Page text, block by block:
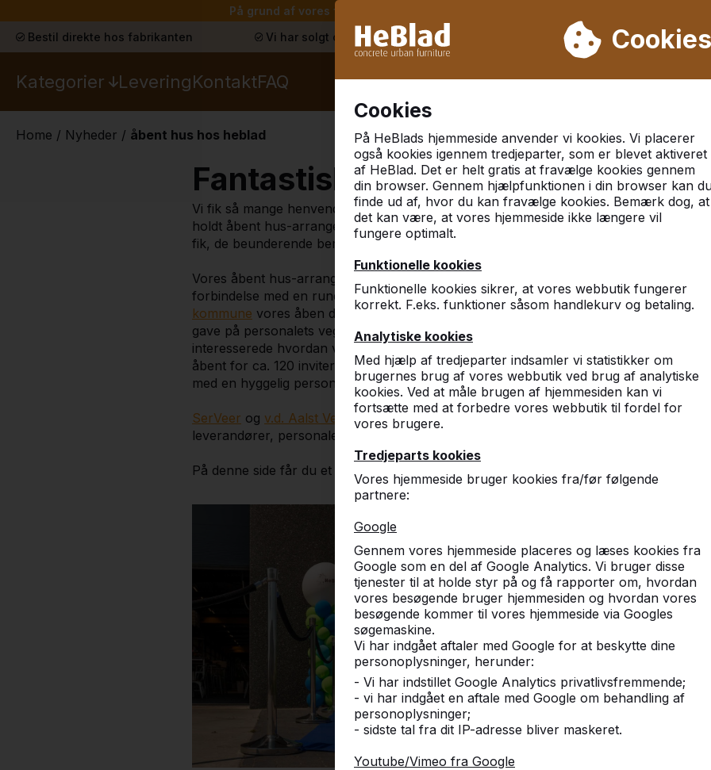
På grund af vores ferie leverer vi ikke fra uge 31 til uge 33. Så tag venligst højde
Cookies
Cookies
På HeBlads hjemmeside anvender vi kookies. Vi placerer
også kookies igennem tredjeparter, som er blevet aktiveret
af HeBlad. Det er helt gratis at fravælge kookies gennem
din browser. Gennem hjælpfunktionen i din browser kan
finde ud af, hvor du kan fravælge kookies. Bemærk dog, at
det kan være, at vores hjemmeside ikke længere vil
fungere optimalt.
Funktionelle kookies
Funktionelle kookies sikrer, at vores webbutik fungerer
korrekt. F.eks. funktioner såsom handlekurv og betaling.
Analytiske kookies
Med hjælp af tredjeparter indsamler vi statistikker om
brugernes brug af vores webbutik ved brug af analytiske
kookies. Ved at måle brugen af hjemmesiden kan vi
fortsætte med at forbedre vores webbutik til fordel for
vores brugere.
Tredjeparts kookies
Vores hjemmeside bruger kookies fra/før følgende
partnere:
Google
Gennem vores hjemmeside placeres og læses kookies fra
Google som en del af Google Analytics. Vi bruger disse
tjenester til at holde styr på og få rapporter om, hvordan
vores besøgende bruger hjemmesiden og hvordan vores
besøgende kommer til vores hjemmeside via Googles
søgemaskine.
Vi har indgået aftaler med Google for at beskytte dine
personoplysninger, herunder:
- Vi har indstillet Google Analytics privatlivsfremmende;
- vi har indgået en aftale med Google om behandling af
personoplysninger;
- sidste tal fra dit IP-adresse bliver maskeret.
Youtube/Vimeo fra Google
Bestil direkte hos fabrikanten Vi har solgt over 30.000 borde Kunder vurderer HeBlad med et 9.3
Kategorier LeveringKontaktFAQ
Home / Nyheder / åbent hus hos heblad
Fantastisk åbent hus hos HeBlad
Vi fik så mange henvendelser om at se vores nye ejendom, og åbnede derfor vores
holdt åbent hus-arrangement for over 300 inviterede gæster. Vi nyder stadig alle de
fik, de beunderende bemærkninger og de søde ord!
Vores åbent hus-arrangement startede torsdag den 8. juni. Den aften tog vi imod ca.
forbindelse med en rundvisning og netværksdrink. Lørdag åbnedeHetty van der
kommune vores åben dag med nogle rørende ord. Det var også det rette øjeblik til at
gave på personalets vegne: et informationsbord med hans yndlingsspil Gåsespil. Vi
interesserede hvordan vores beton bordtennisborde, bænke og spilleborde
åbent for ca. 120 inviterede gæster, herunder mest pårørende og venner, hvorefter
med en hyggelig personalefest.
SerVeer og v.d. Aalst Verhuur B.V., tak for jeres indsats og entusiasme. Og især
leverandører, personale, pårørende og venner, som besøgte HeBlad.
På denne side får du et kort tilbageblik og indtryk af stemningen.